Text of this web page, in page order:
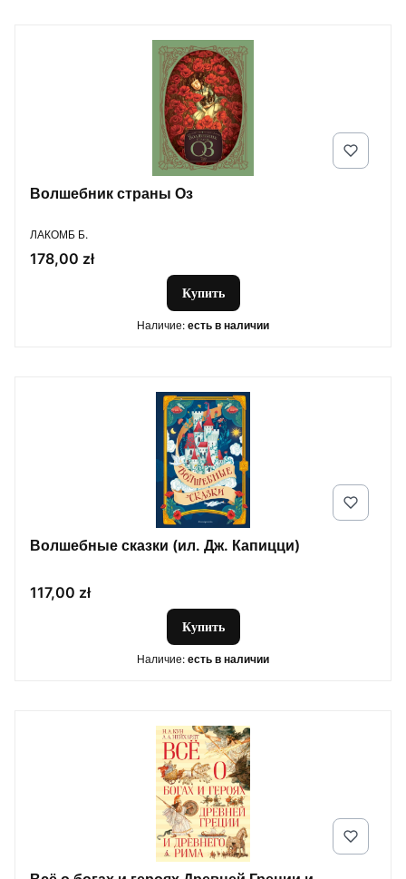
Волшебник страны Оз
ПРОИЗВОДИТЕЛЬ
ЛАКОМБ Б.
Цена
178,00 zł
Купить
Наличие: есть в наличии
Волшебные сказки (ил. Дж. Капицци)
Цена
117,00 zł
Купить
Наличие: есть в наличии